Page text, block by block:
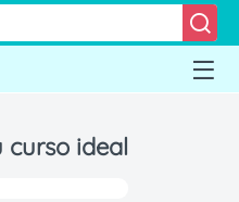
curso ideal